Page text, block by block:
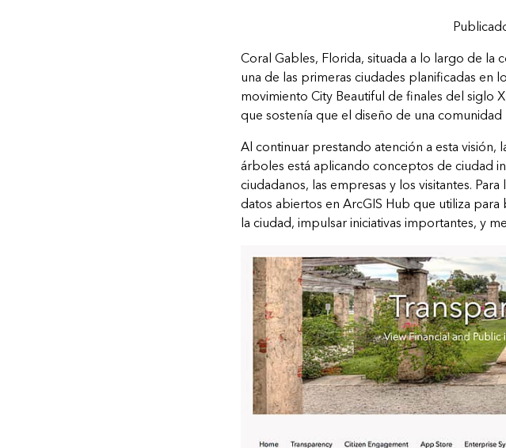
Coral Gables, Florida, situada a lo largo de
una de las primeras ciudades planificadas en
movimiento City Beautiful de finales del siglo
que sostenía que el diseño de una
Al continuar prestando atención a esta
árboles está aplicando conceptos de ciudad
ciudadanos, las empresas y los visitantes.
datos abiertos en ArcGIS Hub que utiliza
la ciudad, impulsar iniciativas importantes, y